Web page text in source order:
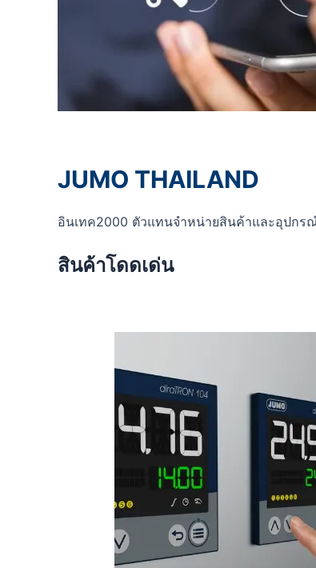
JUMO THAILAND
อินเทค2000 ตัวแทนจำหน่ายสินค้าและอุปกร
สินค้าโดดเด่น